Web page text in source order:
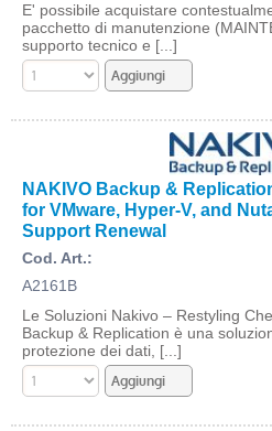
E' possibile acquistare
pacchetto di manutenzione
supporto tecnico e [...]
NAKIVO Backup &
for VMware, Hyper-V, and
Support Renewal
Cod. Art.:
A2161B
Le Soluzioni Nakivo – Restyling
Backup & Replication è una
protezione dei dati, [...]